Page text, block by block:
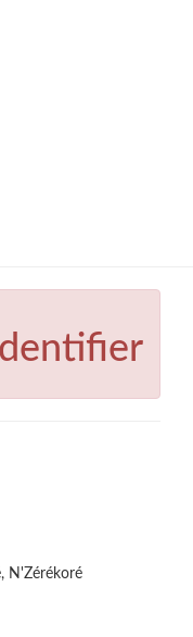
N'Zérékoré